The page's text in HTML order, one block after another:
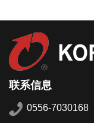
联系信息
0556-7030168